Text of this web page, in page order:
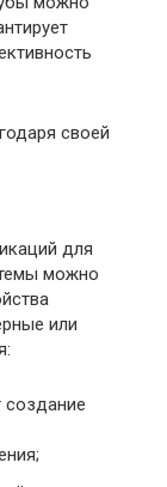
своей
для
можно
или